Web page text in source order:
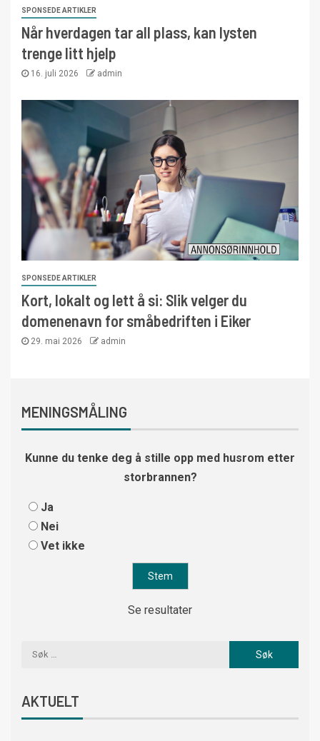
SPONSEDE ARTIKLER
Når hverdagen tar all plass, kan lysten
trenge litt hjelp
16. juli 2026 admin
SPONSEDE ARTIKLER
Kort, lokalt og lett å si: Slik velger du
domenenavn for småbedriften i Eiker
29. mai 2026 admin
MENINGSMÅLING
Kunne du tenke deg å stille opp med husrom etter
storbrannen?
Ja
Nei
Vet ikke
Se resultater
AKTUELT